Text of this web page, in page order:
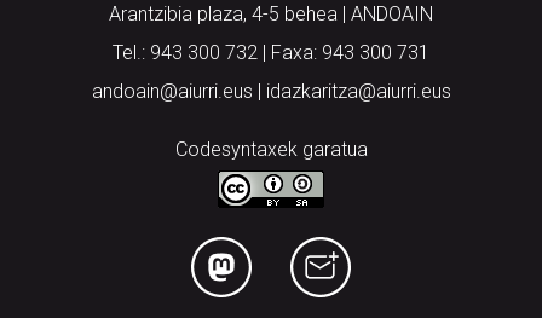
Arantzibia plaza, 4-5 behea | ANDOAIN
Tel.: 943 300 732 | Faxa: 943 300 731
andoain@aiurri.eus | idazkaritza@aiurri.eus
Codesyntaxek garatua